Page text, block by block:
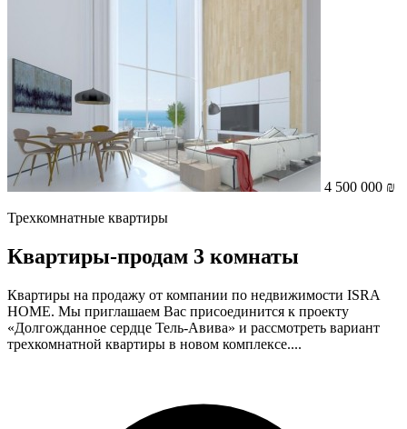
4 500 000 ₪
Трехкомнатные квартиры
Квартиры-продам 3 комнаты
Квартиры на продажу от компании по недвижимости ISRA
HOME. Мы приглашаем Вас присоединится к проекту
«Долгожданное сердце Тель-Авива» и рассмотреть вариант
трехкомнатной квартиры в новом комплексе....